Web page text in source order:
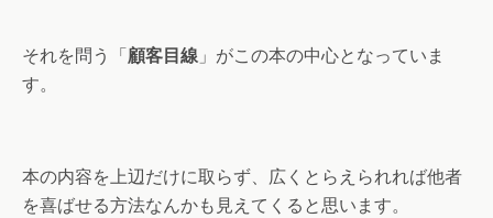
それを問う「 顧客目線 」がこの本の中心となっていま
す。
本の内容を上辺だけに取らず、広くとらえられれば他者
を喜ばせる方法なんかも見えてくると思います。